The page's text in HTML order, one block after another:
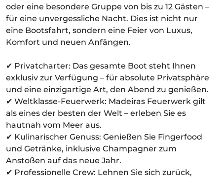
oder eine besondere Gruppe von bis zu 12 Gästen –
für eine unvergessliche Nacht. Dies ist nicht nur
eine Bootsfahrt, sondern eine Feier von Luxus,
Komfort und neuen Anfängen.
✔ Privatcharter: Das gesamte Boot steht Ihnen
exklusiv zur Verfügung – für absolute Privatsphäre
und eine einzigartige Art, den Abend zu genießen.
✔ Weltklasse-Feuerwerk: Madeiras Feuerwerk gilt
als eines der besten der Welt – erleben Sie es
hautnah vom Meer aus.
✔ Kulinarischer Genuss: Genießen Sie Fingerfood
und Getränke, inklusive Champagner zum
Anstoßen auf das neue Jahr.
✔ Professionelle Crew: Lehnen Sie sich zurück,